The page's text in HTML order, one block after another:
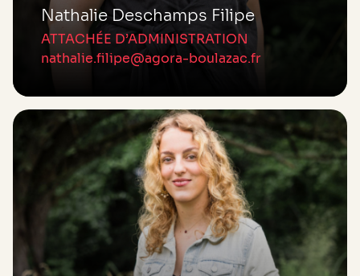
Nathalie Deschamps Filipe
ATTACHÉE D’ADMINISTRATION
nathalie.filipe@agora-boulazac.fr